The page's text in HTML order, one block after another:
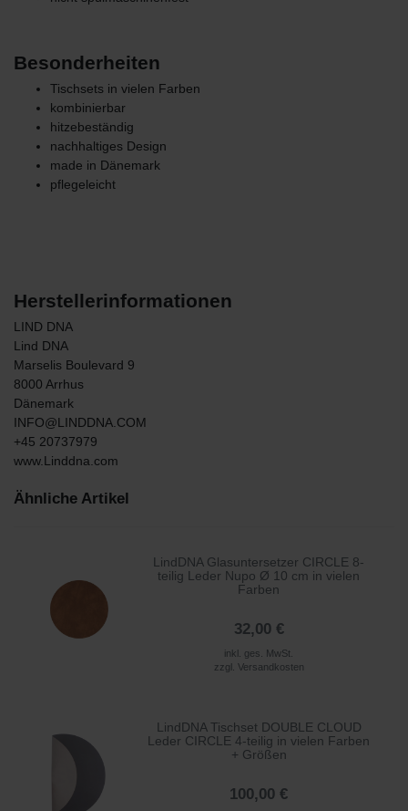
Besonderheiten
Tischsets in vielen Farben
kombinierbar
hitzebeständig
nachhaltiges Design
made in Dänemark
pflegeleicht
Herstellerinformationen
LIND DNA
Lind DNA
Marselis Boulevard 9
8000 Arrhus
Dänemark
INFO@LINDDNA.COM
+45 20737979
www.Linddna.com
Ähnliche Artikel
LindDNA Glasuntersetzer CIRCLE 8-
teilig Leder Nupo Ø 10 cm in vielen
Farben
32,00 €
inkl. ges. MwSt.
zzgl. Versandkosten
LindDNA Tischset DOUBLE CLOUD
Leder CIRCLE 4-teilig in vielen Farben
+ Größen
100,00 €